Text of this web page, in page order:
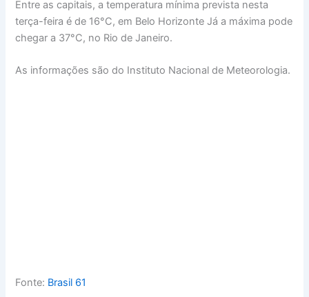
Entre as capitais, a temperatura mínima prevista nesta
terça-feira é de 16°C, em Belo Horizonte Já a máxima pode
chegar a 37°C, no Rio de Janeiro.
As informações são do Instituto Nacional de Meteorologia.
Fonte: Brasil 61